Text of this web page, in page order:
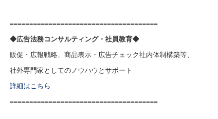
======================================
◆広告法務コンサルティング・社員教育◆
販促・広報戦略、商品表示・広告チェック社内体制構築等、
社外専門家としてのノウハウとサポート
詳細はこちら
======================================